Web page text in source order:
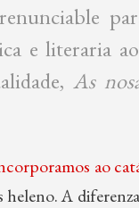
e literaria
As
ao
A